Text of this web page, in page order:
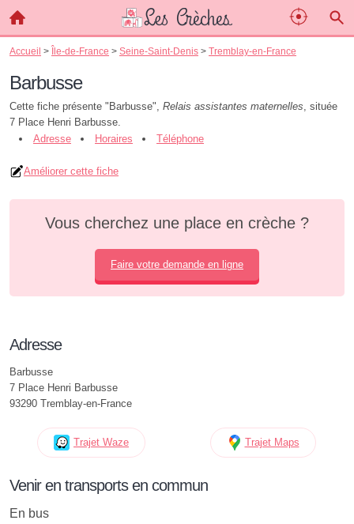
Accueil > Île-de-France > Seine-Saint-Denis > Tremblay-en-France
Barbusse
Cette fiche présente "Barbusse", Relais assistantes maternelles, située
7 Place Henri Barbusse.
Adresse
Horaires Téléphone
Améliorer cette fiche
Vous cherchez une place en crèche ?
Faire votre demande en ligne
Adresse
Barbusse
7 Place Henri Barbusse
93290 Tremblay-en-France
Trajet Waze Trajet Maps
Venir en transports en commun
En bus